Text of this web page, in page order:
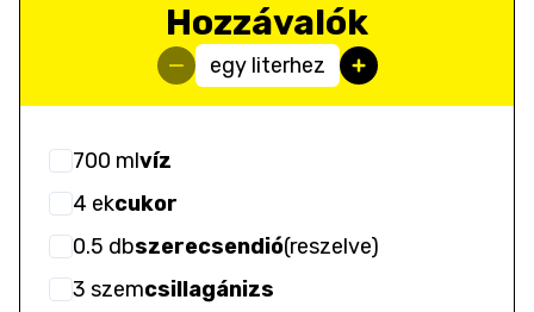
Hozzávalók
egy literhez
700 mlvíz
4 ekcukor
0.5 dbszerecsendió(reszelve)
3 szemcsillagánizs